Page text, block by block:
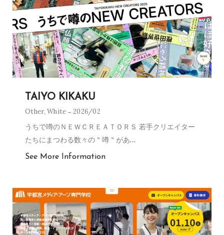
TAIYO KIKAKU
Other,White 2026/02
うちで噂のＮＥＷＣＲＥＡＴＯＲＳ 若手クリエイター
たちにまつわる数々の＂噂＂があ…
See More Information